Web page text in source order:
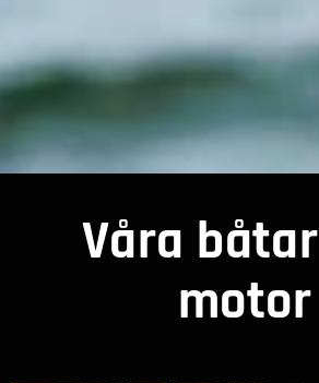
Våra
motor